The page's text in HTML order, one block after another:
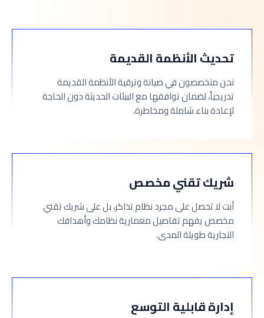
تحديث الأنظمة القديمة
نحن متخصصون في صيانة وترقية الأنظمة القديمة
تدريجياً، لضمان توافقها مع البيئات الحديثة دون الحاجة
لإعادة بناء شاملة ومخاطرة.
شريك تقني مخصص
أنت لا تحصل على مجرد نظام تذاكر، بل على شريك تقني
مخصص يفهم تفاصيل معمارية نظامك وأهدافك
التجارية طويلة المدى.
إدارة قابلية التوسع